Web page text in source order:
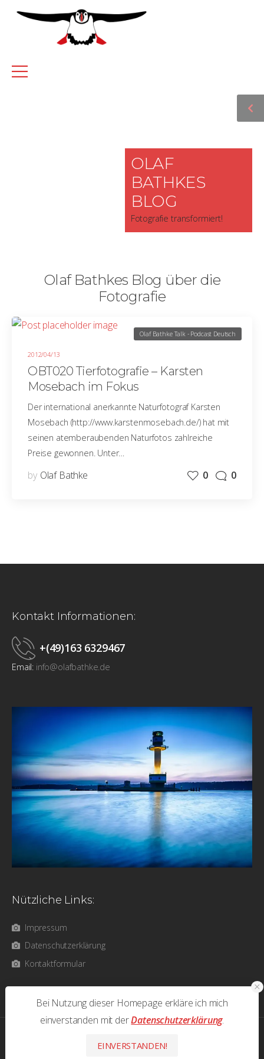
OLAF
BATHKES
BLOG
Fotografie transformiert!
Olaf Bathkes Blog über die
Fotografie
2012/04/13
Olaf Bathke Talk - Podcast Deutsch
OBT020 Tierfotografie – Karsten
Mosebach im Fokus
Der international anerkannte Naturfotograf Karsten
Mosebach (http://www.karstenmosebach.de/) hat mit
seinen atemberaubenden Naturfotos zahlreiche
Preise gewonnen. Unter…
by Olaf Bathke 0 0
Kontakt Informationen:
+(49)163 6329467
Email: info@olafbathke.de
Nützliche Links:
Impressum
Datenschutzerklärung
Kontaktformular
photos & text © 2026 Olaf Bathke - All Rights Reserved
Bei Nutzung dieser Homepage erkläre ich mich
einverstanden mit derDatenschutzerklärung.
EINVERSTANDEN!